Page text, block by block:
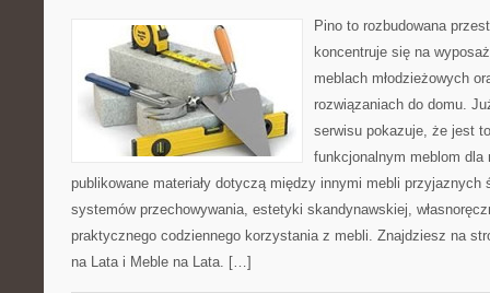
Pino to rozbudowana
koncentruje się na
meblach młodzieżowych
rozwiązaniach do domu.
serwisu pokazuje, że jest
funkcjonalnym meblom dla
publikowane materiały dotyczą między innymi mebli
systemów przechowywania, estetyki skandynawskiej,
praktycznego codziennego korzystania z mebli. Znajdziesz na
na Lata i Meble na Lata. […]